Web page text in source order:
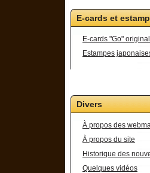
E-cards et
E-cards "Go"
Estampes
Divers
À propos des
À propos du site
Historique des
Quelques vidéos